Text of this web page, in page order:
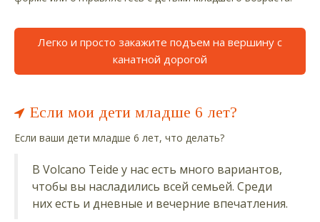
Легко и просто закажите подъем на вершину с
канатной дорогой
Если мои дети младше 6 лет?
Если ваши дети младше 6 лет, что делать?
В Volcano Teide у нас есть много вариантов,
чтобы вы насладились всей семьей. Среди
них есть и дневные и вечерние впечатления.